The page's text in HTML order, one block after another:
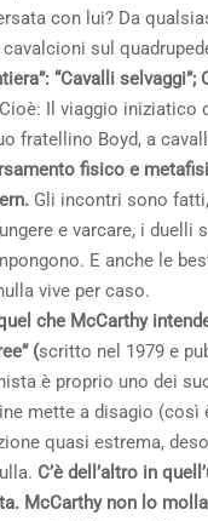
con lui? Da
sul
“Cavalli selvaggi”;
Cioè: Il viaggio iniziatico
fratellino Boyd, a
fisico e
Gli incontri sono
e varcare, i duelli
E anche le
vive per caso.
che McCarthy
(scritto nel 1979 e
è proprio uno dei
mette a disagio (così
quasi estrema,
C’è dell’altro in
McCarthy non lo